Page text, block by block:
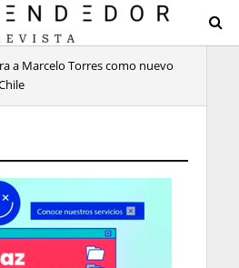
a Marcelo Torres como nuevo